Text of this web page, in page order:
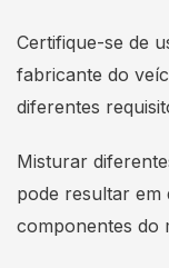
Certifique-se de
fabricante do
diferentes
Misturar
pode resultar em
componentes do